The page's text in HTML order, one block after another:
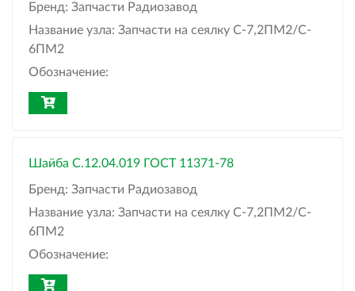
Бренд: Запчасти Радиозавод
Название узла: Запчасти на сеялку С-7,2ПМ2/C-
6ПМ2
Обозначение:
Шайба C.12.04.019 ГОСТ 11371-78
Бренд: Запчасти Радиозавод
Название узла: Запчасти на сеялку С-7,2ПМ2/C-
6ПМ2
Обозначение: